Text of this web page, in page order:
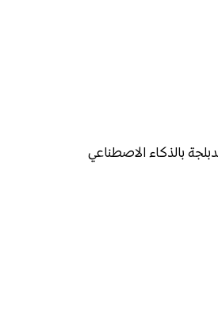
بالذكاء الاصطناعي